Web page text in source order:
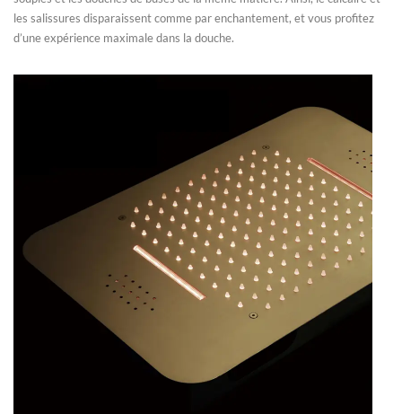
les salissures disparaissent comme par enchantement, et vous profitez
d’une expérience maximale dans la douche.